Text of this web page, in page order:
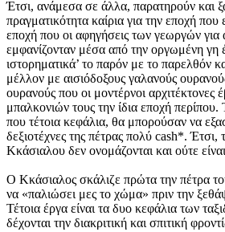
Έτσι, ανάμεσα σε άλλα, παρατηρούν και
πραγματικότητα καίρια για την εποχή που
εποχή που οι αφηγήσεις των γεωργών για
εμφανίζονταν μέσα από την οργωμένη γη
ιστορηματικά’ το παρόν με το παρελθόν
μέλλον με αισιόδοξους γαλανούς
ουρανούς που οι μοντέρνοι αρχιτέκτονες
μπαλκονιών τους την ίδια εποχή περίπου.
που τέτοια κεφάλια, θα μπορούσαν να
δεξιοτέχνες της πέτρας πολύ cash*. Έτσι,
Κκάσιαλου δεν ονομάζονται και ούτε
Ο Κκάσιαλος σκάλιζε πρώτα την πέτρα
να «παλιώσει μες το χώμα» πριν την
Τέτοια έργα είναι τα δυο κεφάλια των
δέχονται την διακριτική και σπιτική